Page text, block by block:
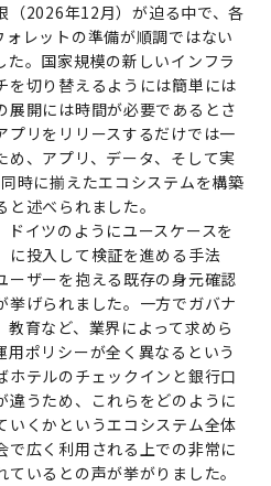
（2026年12月）が迫る中で、各
レットの準備が順調ではない
。国家規模の新しいインフラ
を切り替えるようには簡単には
展開には時間が必要であるとさ
プリをリリースするだけでは一
め、アプリ、データ、そして実
時に揃えたエコシステムを構築
述べられました。
イツのようにユースケースを
に投入して検証を進める手法
ーザーを抱える既存の身元確認
挙げられました。一方でガバナ
育など、業界によって求めら
用ポリシーが全く異なるという
ホテルのチェックインと銀行口
違うため、これらをどのように
いくかというエコシステム全体
で広く利用される上での非常に
いるとの声が挙がりました。